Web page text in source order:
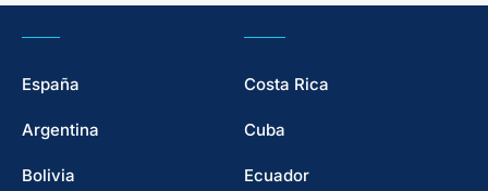
España
Argentina
Bolivia
Costa Rica
Cuba
Ecuador